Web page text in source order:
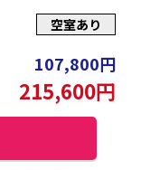
空室あり
107,800円
215,600円